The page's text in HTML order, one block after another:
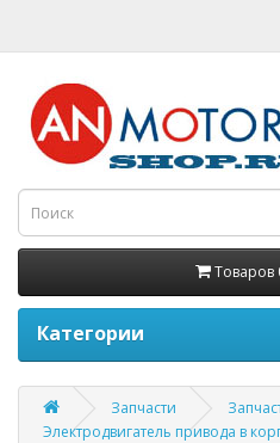
Товаров
Категории
Запчасти
Электродвигатель привода в